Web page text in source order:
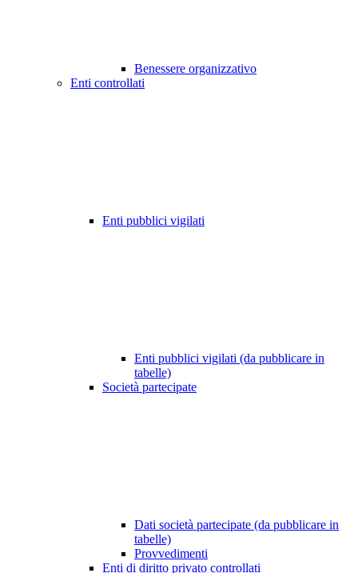
Benessere organizzativo
Enti controllati
Enti pubblici vigilati
Enti pubblici vigilati (da pubblicare in
tabelle)
Società partecipate
Dati società partecipate (da pubblicare in
tabelle)
Provvedimenti
Enti di diritto privato controllati